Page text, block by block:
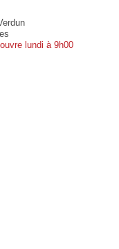
lundi à 9h00